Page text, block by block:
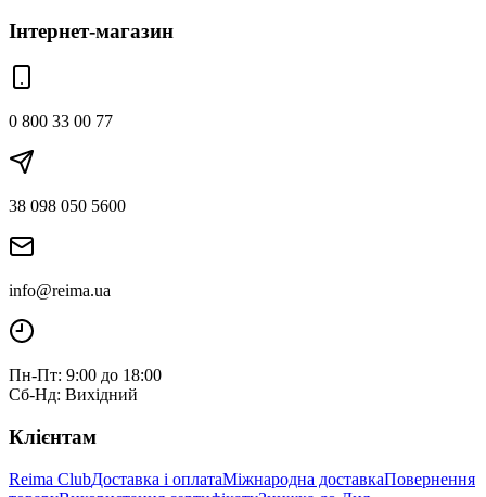
Інтернет-магазин
0 800 33 00 77
38 098 050 5600
info@reima.ua
Пн-Пт: 9:00 до 18:00
Сб-Нд: Вихідний
Клієнтам
Reima ClubДоставка і оплатаМіжнародна доставкаПовернення